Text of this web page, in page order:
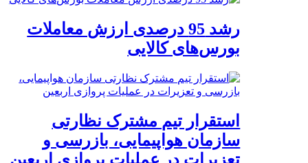
رشد 95 درصدی ارزش معاملات
بورس‌های کالایی
استقرار تیم مشترک نظارتی
سازمان هواپیمایی، بازرسی و
تعزیرات در عملیات پروازی اربعین